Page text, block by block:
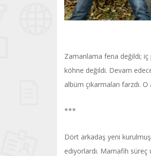
Zamanlama fena değildi; iç
köhne değildi. Devam
albüm çıkarmaları farzdı.
***
Dört arkadaş yeni
ediyorlardı. Mamafih süreç